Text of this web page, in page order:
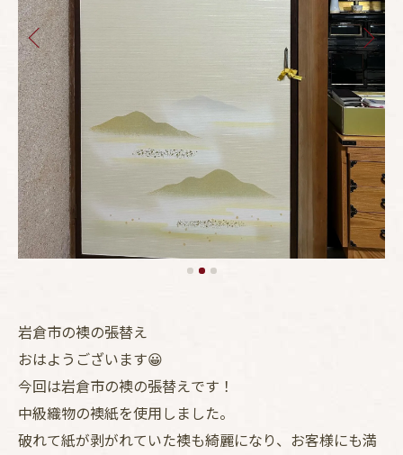
岩倉市の襖の張替え
おはようございます😀
今回は岩倉市の襖の張替えです！
中級織物の襖紙を使用しました。
破れて紙が剥がれていた襖も綺麗になり、お客様にも満